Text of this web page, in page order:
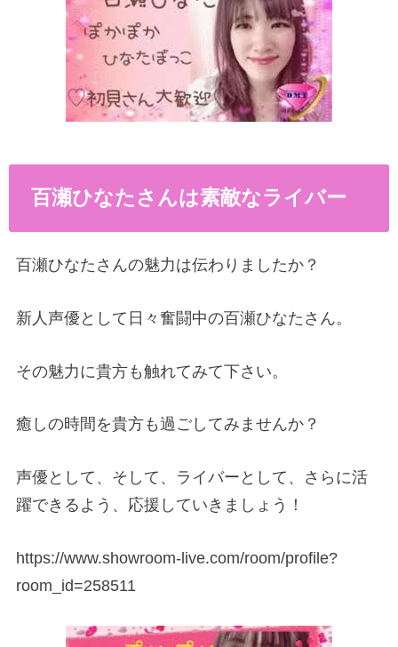
百瀬ひなたさんは素敵なライバー
百瀬ひなたさんの魅力は伝わりましたか？
新人声優として日々奮闘中の百瀬ひなたさん。
その魅力に貴方も触れてみて下さい。
癒しの時間を貴方も過ごしてみませんか？
声優として、そして、ライバーとして、さらに活
躍できるよう、応援していきましょう！
https://www.showroom-live.com/room/profile?
room_id=258511